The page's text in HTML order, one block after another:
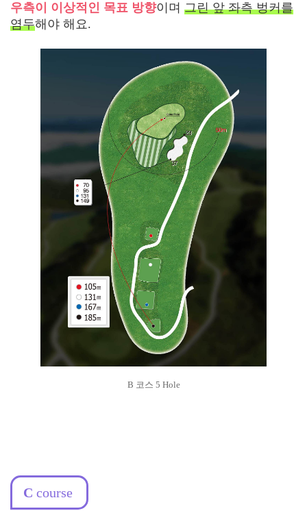
우측이 이상적인 목표 방향이며 그린 앞 좌측 벙커를
염두해야 해요.
B 코스 5 Hole
C course